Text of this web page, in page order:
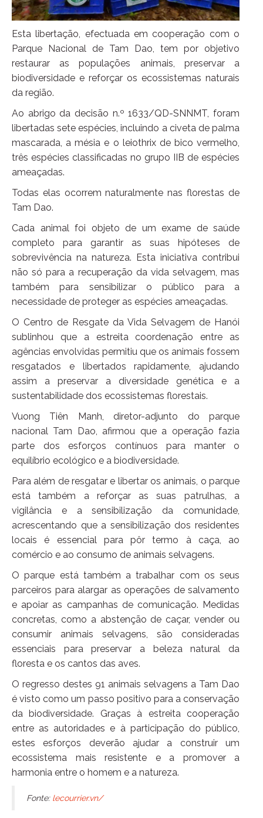
Esta libertação, efectuada em cooperação com o
Parque Nacional de Tam Dao, tem por objetivo
restaurar as populações animais, preservar a
biodiversidade e reforçar os ecossistemas naturais
da região.
Ao abrigo da decisão n.º 1633/QD-SNNMT, foram
libertadas sete espécies, incluindo a civeta de palma
mascarada, a mésia e o leiothrix de bico vermelho,
três espécies classificadas no grupo IIB de espécies
ameaçadas.
Todas elas ocorrem naturalmente nas florestas de
Tam Dao.
Cada animal foi objeto de um exame de saúde
completo para garantir as suas hipóteses de
sobrevivência na natureza. Esta iniciativa contribui
não só para a recuperação da vida selvagem, mas
também para sensibilizar o público para a
necessidade de proteger as espécies ameaçadas.
O Centro de Resgate da Vida Selvagem de Hanói
sublinhou que a estreita coordenação entre as
agências envolvidas permitiu que os animais fossem
resgatados e libertados rapidamente, ajudando
assim a preservar a diversidade genética e a
sustentabilidade dos ecossistemas florestais.
Vuong Tiên Manh, diretor-adjunto do parque
nacional Tam Dao, afirmou que a operação fazia
parte dos esforços contínuos para manter o
equilíbrio ecológico e a biodiversidade.
Para além de resgatar e libertar os animais, o parque
está também a reforçar as suas patrulhas, a
vigilância e a sensibilização da comunidade,
acrescentando que a sensibilização dos residentes
locais é essencial para pôr termo à caça, ao
comércio e ao consumo de animais selvagens.
O parque está também a trabalhar com os seus
parceiros para alargar as operações de salvamento
e apoiar as campanhas de comunicação. Medidas
concretas, como a abstenção de caçar, vender ou
consumir animais selvagens, são consideradas
essenciais para preservar a beleza natural da
floresta e os cantos das aves.
O regresso destes 91 animais selvagens a Tam Dao
é visto como um passo positivo para a conservação
da biodiversidade. Graças à estreita cooperação
entre as autoridades e à participação do público,
estes esforços deverão ajudar a construir um
ecossistema mais resistente e a promover a
harmonia entre o homem e a natureza.
Fonte: lecourrier.vn/